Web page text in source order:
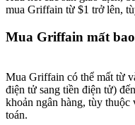
mua Griffain từ $1 trở lên,
Mua Griffain mất
Mua Griffain có thể mất từ
điện tử sang tiền điện tử)
khoản ngân hàng, tùy
toán.